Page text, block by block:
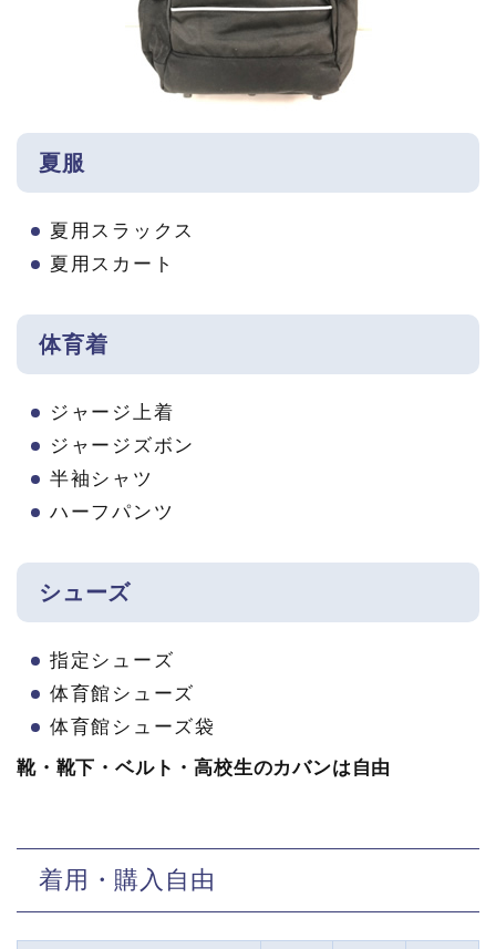
夏服
夏用スラックス
夏用スカート
体育着
ジャージ上着
ジャージズボン
半袖シャツ
ハーフパンツ
シューズ
指定シューズ
体育館シューズ
体育館シューズ袋
靴・靴下・ベルト・高校生のカバンは自由
着用・購入自由